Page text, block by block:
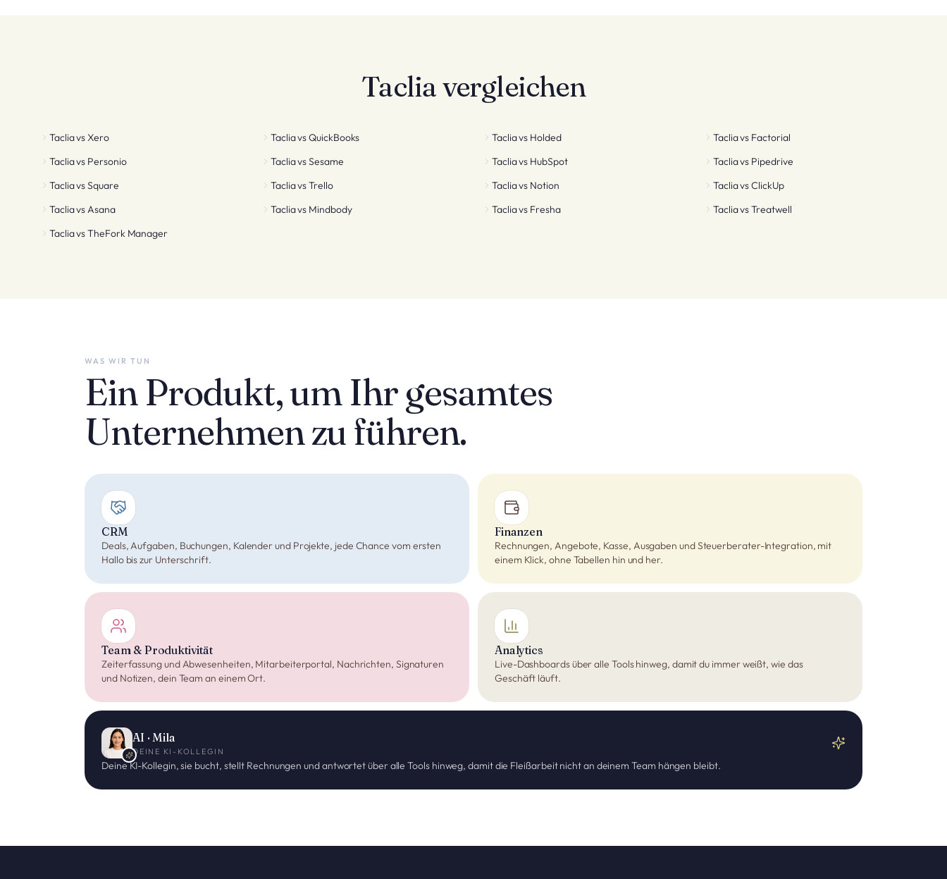
Taclia vergleichen
Taclia vsXero Taclia vsQuickBooks Taclia vs Holded Taclia vs Factorial
Taclia vs Personio Taclia vsSesame Taclia vs HubSpot Taclia vs Pipedrive
Taclia vsSquare Taclia vsTrello Taclia vs Notion Taclia vsClickUp
Taclia vsAsana Taclia vs Mindbody Taclia vs Fresha Taclia vsTreatwell
Taclia vsTheFork Manager
WAS WIR TUN
Ein Produkt, um Ihr gesamtes
Unternehmen zu führen.
CRM
Deals, Aufgaben, Buchungen, Kalender und Projekte, jede Chance vom ersten
Hallo bis zur Unterschrift.
Finanzen
Rechnungen, Angebote, Kasse, Ausgaben und Steuerberater-Integration, mit
einem Klick, ohne Tabellen hin und her.
Team & Produktivität
Zeiterfassung und Abwesenheiten, Mitarbeiterportal, Nachrichten, Signaturen
und Notizen, dein Team an einem Ort.
Analytics
Live-Dashboards über alle Tools hinweg, damit du immer weißt, wie das
Geschäft läuft.
AI · Mila
DEINE KI-KOLLEGIN
Deine KI-Kollegin, sie bucht, stellt Rechnungen und antwortet über alle Tools hinweg, damit die Fleißarbeit nicht an deinem Team hängen bleibt.